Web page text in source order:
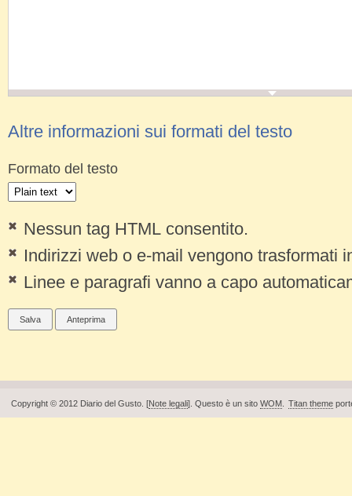
Altre informazioni sui formati del testo
Formato del testo
Nessun tag HTML consentito.
Indirizzi web o e-mail vengono trasformati
Linee e paragrafi vanno a capo
Copyright © 2012 Diario del Gusto. [Note legali]. Questo è un sito WOM Titan theme